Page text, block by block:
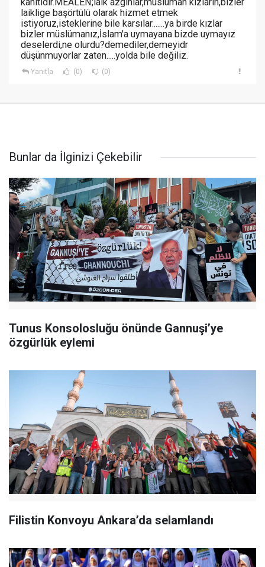
kanıtıdır.MEALEN;laik azgınlar,müslüman kızların,bizler
laiklige başörtülü olarak hizmet etmek
istiyoruz,isteklerine bile karsılar.......ya birde kızlar
bizler müslümanız,İslam'a uymayana bizde uymayız
deselerdi,ne olurdu?demediler,demeyidr
düşünmuyorlar zaten.....yolda bile değiliz.
Yanıtla (0) (0)
Bunlar da İlginizi Çekebilir
Tunus Konsolosluğu önünde Gannuşi’ye
özgürlük eylemi
Filistin Konvoyu Ankara’da selamlandı